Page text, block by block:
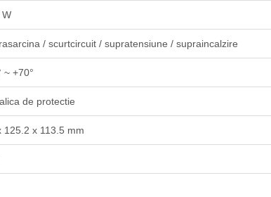
W
/ scurtcircuit / supratensiune / supraincalzire
~ +70°
de protectie
125.2 x 113.5 mm